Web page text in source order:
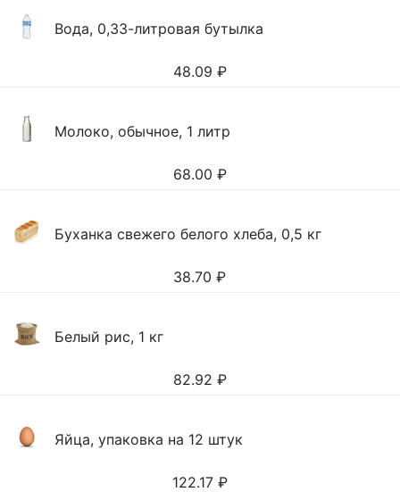
Вода, 0,33-литровая бутылка
48.09 ₽
Молоко, обычное, 1 литр
68.00 ₽
Буханка свежего белого хлеба, 0,5 кг
38.70 ₽
Белый рис, 1 кг
82.92 ₽
Яйца, упаковка на 12 штук
122.17 ₽